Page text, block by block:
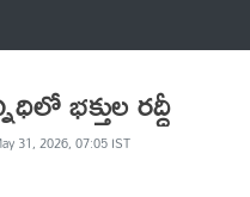
భక్తుల రద్దీ
31, 2026, 07:05 IST